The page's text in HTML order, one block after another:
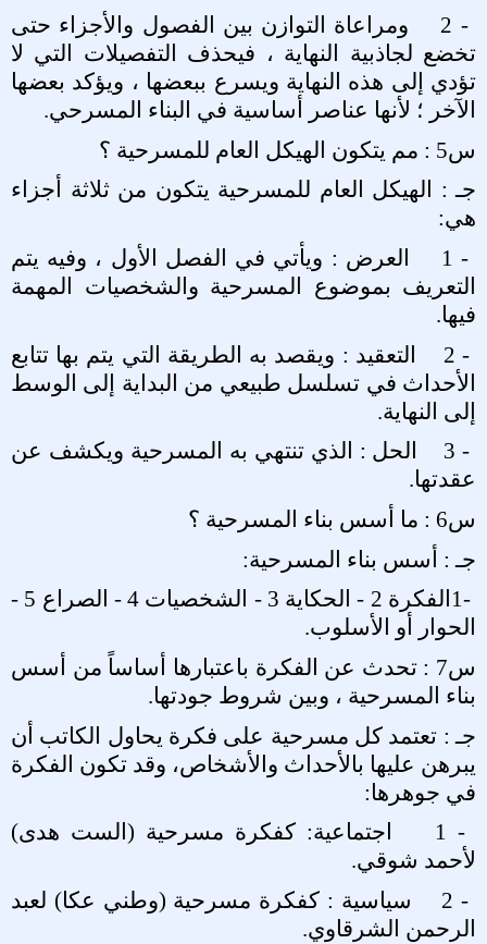
2 -
ومراعاة التوازن بين الفصول والأجزاء حتى
تخضع لجاذبية النهاية ، فيحذف التفصيلات التي لا
تؤدي إلى هذه النهاية ويسرع ببعضها ، ويؤكد بعضها
الآخر ؛ لأنها عناصر أساسية في البناء المسرحي.
س5 : مم يتكون الهيكل العام للمسرحية ؟
جـ : الهيكل العام للمسرحية يتكون من ثلاثة أجزاء
هي:
1 -
العرض : ويأتي في الفصل الأول ، وفيه يتم
التعريف بموضوع المسرحية والشخصيات المهمة
فيها.
2 -
التعقيد : ويقصد به الطريقة التي يتم بها تتابع
الأحداث في تسلسل طبيعي من البداية إلى الوسط
إلى النهاية.
3 -
الحل : الذي تنتهي به المسرحية ويكشف عن
عقدتها.
س6 : ما أسس بناء المسرحية ؟
جـ : أسس بناء المسرحية:
1-
الفكرة 2 - الحكاية 3 - الشخصيات 4 - الصراع 5 -
الحوار أو الأسلوب.
س7 : تحدث عن الفكرة باعتبارها أساساً من أسس
بناء المسرحية ، وبين شروط جودتها.
جـ : تعتمد كل مسرحية على فكرة يحاول الكاتب أن
يبرهن عليها بالأحداث والأشخاص، وقد تكون الفكرة
في جوهرها:
1 -
اجتماعية: كفكرة مسرحية (الست هدى)
لأحمد شوقي.
2 -
سياسية : كفكرة مسرحية (وطني عكا) لعبد
الرحمن الشرقاوي.